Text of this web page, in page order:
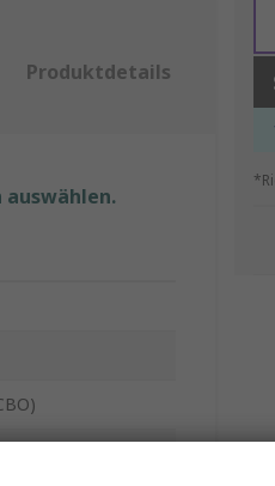
Produktdetails
auswählen.